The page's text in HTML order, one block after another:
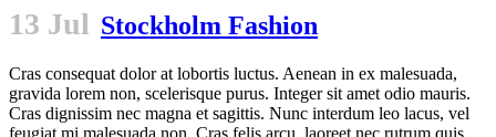
13 Jul Stockholm Fashion
Cras consequat dolor at lobortis luctus. Aenean in ex malesuada,
gravida lorem non, scelerisque purus. Integer sit amet odio mauris.
Cras dignissim nec magna et sagittis. Nunc interdum leo lacus, vel